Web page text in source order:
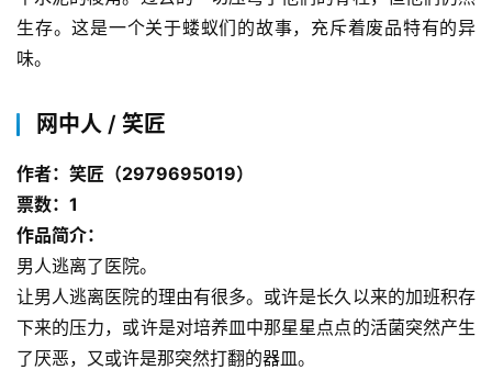
生存。这是一个关于蝼蚁们的故事，充斥着废品特有的异
味。
网中人 / 笑匠
作者：笑匠（2979695019）
票数：1
作品简介：
男人逃离了医院。
让男人逃离医院的理由有很多。或许是长久以来的加班积存
下来的压力，或许是对培养皿中那星星点点的活菌突然产生
了厌恶，又或许是那突然打翻的器皿。